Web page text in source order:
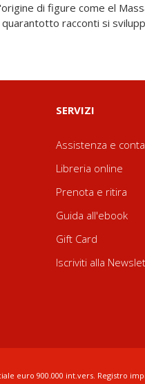
di figure come el
racconti si
SERVIZI
Assistenza e
Libreria online
Prenota e ritira
Guida all'ebook
Gift Card
Iscriviti alla
euro 900.000 int.vers. Registro